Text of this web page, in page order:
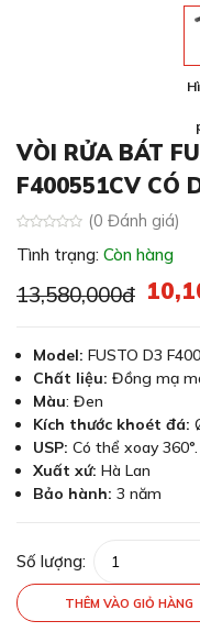
VÒI RỬA BÁT
F400551CV CÓ
(0 Đánh giá)
Tình trạng: Còn hàng
13,580,000đ
Model: FUSTO D3
Chất liệu: Đồng mạ
Màu: Đen
Kích thước khoét đá:
USP: Có thể xoay
Xuất xứ: Hà Lan
Bảo hành: 3 năm
Số lượng:
THÊM VÀO GIỎ HÀNG